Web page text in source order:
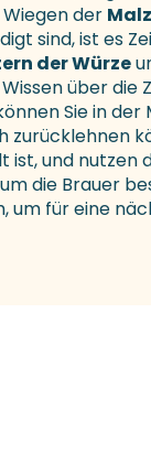
Wiegen der
sind, ist es
der Würze
über
Sie in
zurücklehnen
und nutzen
die Brauer
um für eine